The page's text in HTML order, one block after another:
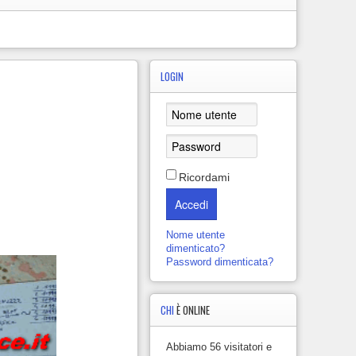
LOGIN
Ricordami
Accedi
Nome utente
dimenticato?
Password dimenticata?
CHI È ONLINE
Abbiamo 56 visitatori e